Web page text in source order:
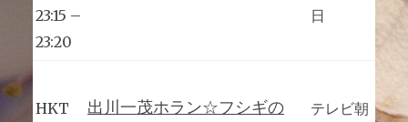
23:15 –
23:20
日
HKT
出川一茂ホラン☆フシギの
テレビ朝